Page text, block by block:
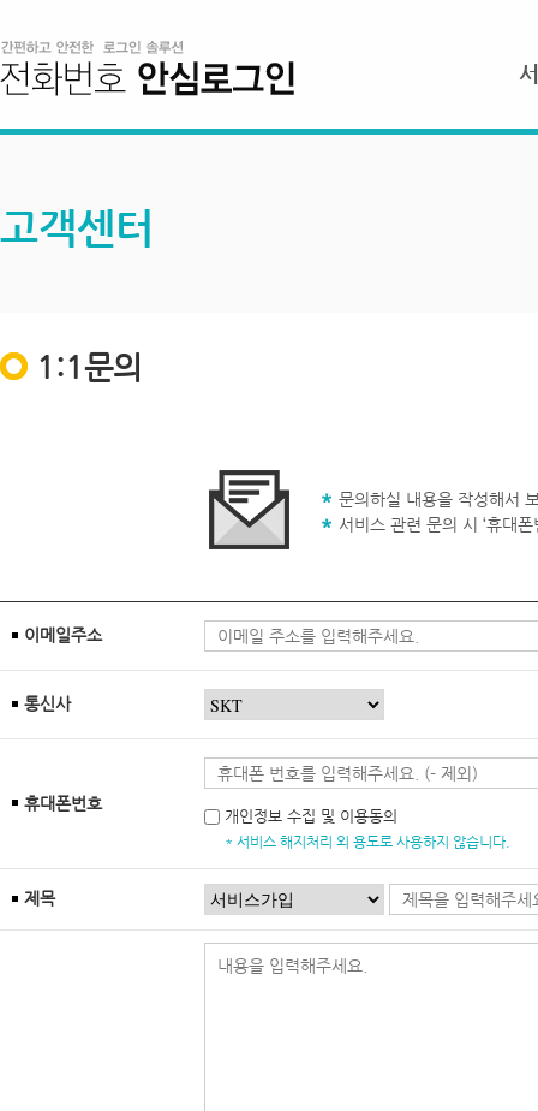
고객센터
1:1문의
문의하실 내용을 작성해서
서비스 관련 문의 시 ‘휴대
이메일주소
통신사
휴대폰번호
개인정보 수집 및 이용동의
* 서비스 해지처리 외 용도로 사용하지 않습니다.
제목